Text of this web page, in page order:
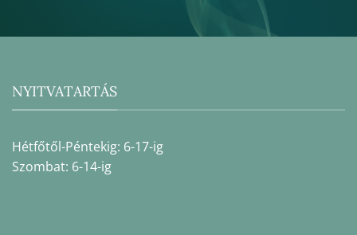
NYITVATARTÁS
Hétfőtől-Péntekig: 6-17-ig
Szombat: 6-14-ig